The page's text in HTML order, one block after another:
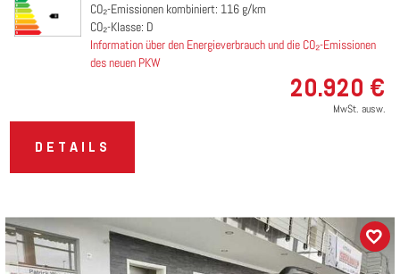
CO₂-Emissionen kombiniert: 116 g/km
CO₂-Klasse: D
Information über den Energieverbrauch und die CO₂-Emissionen
des neuen PKW
20.920 €
MwSt. ausw.
DETAILS